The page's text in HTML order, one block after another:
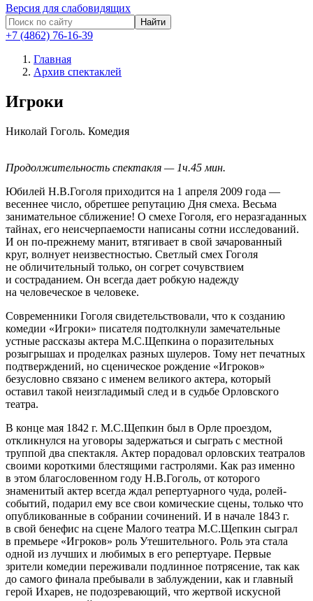
Версия для слабовидящих
Найти
+7 (4862) 76-16-39
Главная
Архив спектаклей
Игроки
Николай Гоголь. Комедия
Продолжительность спектакля — 1ч.45 мин.
Юбилей Н.В.Гоголя приходится на 1 апреля 2009 года —
весеннее число, обретшее репутацию Дня смеха. Весьма
занимательное сближение! О смехе Гоголя, его неразгаданных
тайнах, его неисчерпаемости написаны сотни исследований.
И он по-прежнему манит, втягивает в свой зачарованный
круг, волнует неизвестностью. Светлый смех Гоголя
не обличительный только, он согрет сочувствием
и состраданием. Он всегда дает робкую надежду
на человеческое в человеке.
Современники Гоголя свидетельствовали, что к созданию
комедии «Игроки» писателя подтолкнули замечательные
устные рассказы актера М.С.Щепкина о поразительных
розыгрышах и проделках разных шулеров. Тому нет печатных
подтверждений, но сценическое рождение «Игроков»
безусловно связано с именем великого актера, который
оставил такой неизгладимый след и в судьбе Орловского
театра.
В конце мая 1842 г. М.С.Щепкин был в Орле проездом,
откликнулся на уговоры задержаться и сыграть с местной
труппой два спектакля. Актер порадовал орловских театралов
своими короткими блестящими гастролями. Как раз именно
в этом благословенном году Н.В.Гоголь, от которого
знаменитый актер всегда ждал репертуарного чуда, ролей-
событий, подарил ему все свои комические сцены, только что
опубликованные в собрании сочинений. И в начале 1843 г.
в свой бенефис на сцене Малого театра М.С.Щепкин сыграл
в премьере «Игроков» роль Утешительного. Роль эта стала
одной из лучших и любимых в его репертуаре. Первые
зрители комедии переживали подлинное потрясение, так как
до самого финала пребывали в заблуждении, как и главный
герой Ихарев, не подозревающий, что жертвой искусной